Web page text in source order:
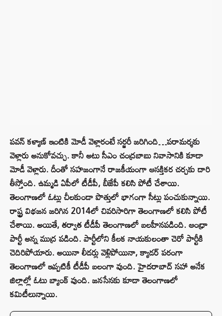
పవన్ కళ్యాణ్ ఇంటికి మోడీ వెళ్లారంటే సర్జరీ జరిగింది…పరామర్శకు
వెళ్లారు అనుకోవచ్చు. కానీ అటు సీఎం చంద్రబాబు నివాసానికి కూడా
మోడీ వెళ్లారు. దీంతో సహజంగానే రాజకీయంగా ఆసక్తికర చర్చకు దారి
తీస్తోంది. ఉమ్మడి ఏపీలో టీడీపీ, బీజేపీ కలిసి పోటీ చేశాయి.
తెలంగాణలో ఓట్లు చీలకుండా పొత్తులో భాగంగా సీట్లు పంచుకున్నాయి.
రాష్ట్ర విభజన జరిగిన 2014లో చివరిసారిగా తెలంగాణలో కలిసి పోటీ
చేశాయి. అయితే, తర్వాత టీడీపీ తెలంగాణలో బలహీనపడింది. ఆంధ్రా
పార్టీ అన్న ముద్ర పడింది. పార్టీలోని కీలక నాయకులంతా చెరో పార్టీకి
చెదిరిపోయారు. అయినా లీడర్లు వెళ్లిపోయినా, క్యాడర్ పరంగా
తెలంగాణలో ఇప్పటికీ టీడీపీ బలంగా వుంది. హైదరాబాద్‌ సహా అనేక
జిల్లాల్లో ఓటు బ్యాంక్ వుంది. జనసేనకు కూడా తెలంగాణలో
కమిటీలున్నాయి.